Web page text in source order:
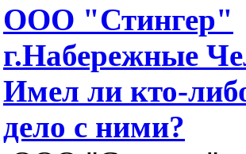
ООО "Стингер"
г.Набережные
Имел ли кто-
дело с ними?